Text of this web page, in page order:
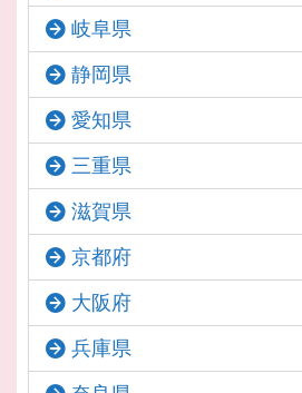
岐阜県
静岡県
愛知県
三重県
滋賀県
京都府
大阪府
兵庫県